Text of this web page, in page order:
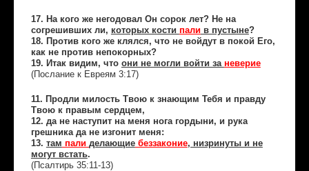
17. На кого же негодовал Он сорок лет? Не на
согрешивших ли, которых кости палив пустыне?
18. Против кого же клялся, что не войдут в покой Его,
как не против непокорных?
19. Итак видим, что они не могли войти за неверие
(Послание к Евреям 3:17)
11. Продли милость Твою к знающим Тебя и правду
Твою к правым сердцем,
12. да не наступит на меня нога гордыни, и рука
грешника да не изгонит меня:
13. там пали делающиебеззаконие, низринуты и не
могут встать.
(Псалтирь 35:11-13)